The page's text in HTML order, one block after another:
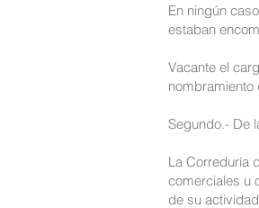
En ningún
estaban
Vacante el
nombramiento
Segundo.- De
La Correduría
comerciales u
de su